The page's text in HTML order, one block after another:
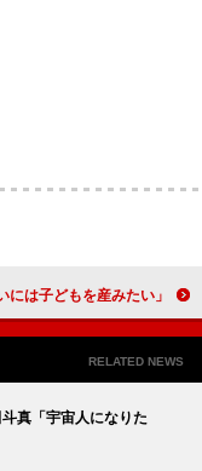
づくり宣言！？ 「来年か再来年ぐらいには子どもを産みたい」
RELATED NEWS
真「宇宙人になりた